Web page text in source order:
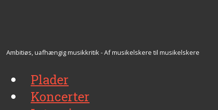
Ambitiøs, uafhængig musikkritik - Af musikelskere til musikelskere
Plader
Koncerter